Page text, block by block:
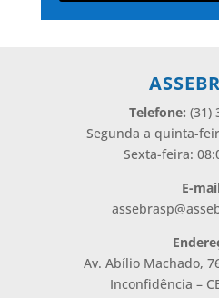
Telefone: (31)
Segunda a quinta-
Sexta-feira:
E-
Av. Abílio Machado,
Inconfidência –